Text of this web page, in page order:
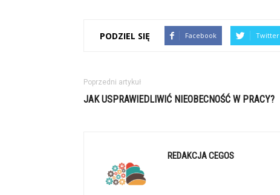
PODZIEL SIĘ Facebook Twitter
Poprzedni artykuł
JAK USPRAWIEDLIWIĆ NIEOBECNOŚĆ W PRACY?
REDAKCJA CEGOS